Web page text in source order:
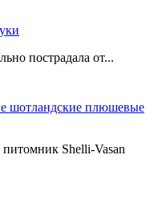
пострадала от...
шотландские плюшевые
Shelli-Vasan